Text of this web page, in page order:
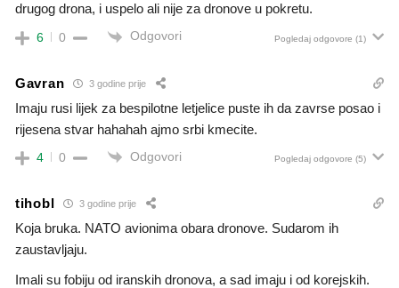
drugog drona, i uspelo ali nije za dronove u pokretu.
6 0 Odgovori Pogledaj odgovore (1)
Gavran 3 godine prije
Imaju rusi lijek za bespilotne letjelice puste ih da zavrse posao i
rijesena stvar hahahah ajmo srbi kmecite.
4 0 Odgovori Pogledaj odgovore (5)
tihobl 3 godine prije
Koja bruka. NATO avionima obara dronove. Sudarom ih
zaustavljaju.
Imali su fobiju od iranskih dronova, a sad imaju i od korejskih.